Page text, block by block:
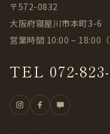
〒572-0832
大阪府寝屋川市本町3-6
営業時間 10:00 – 18:00（
TEL 072-